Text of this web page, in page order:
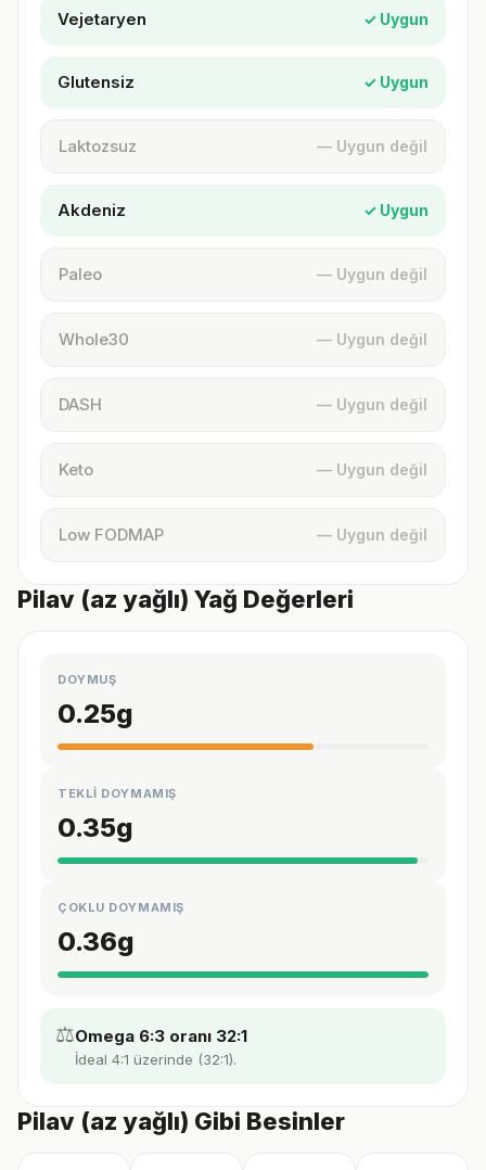
Vejetaryen ✓ Uygun
Glutensiz ✓ Uygun
Laktozsuz — Uygun değil
Akdeniz ✓ Uygun
Paleo — Uygun değil
Whole30 — Uygun değil
DASH — Uygun değil
Keto — Uygun değil
Low FODMAP — Uygun değil
Pilav (az yağlı) Yağ Değerleri
DOYMUŞ
0.25g
TEKLİ DOYMAMIŞ
0.35g
ÇOKLU DOYMAMIŞ
0.36g
⚖️Omega 6:3 oranı 32:1
İdeal 4:1 üzerinde (32:1).
Pilav (az yağlı) Gibi Besinler